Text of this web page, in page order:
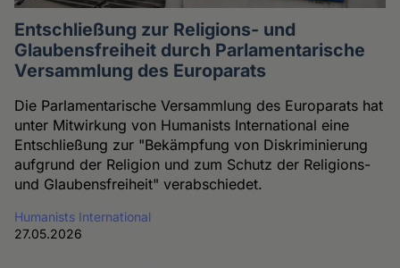
Entschließung zur Religions- und
Glaubensfreiheit durch Parlamentarische
Versammlung des Europarats
Die Parlamentarische Versammlung des Europarats hat
unter Mitwirkung von Humanists International eine
Entschließung zur "Bekämpfung von Diskriminierung
aufgrund der Religion und zum Schutz der Religions-
und Glaubensfreiheit" verabschiedet.
Humanists International
27.05.2026